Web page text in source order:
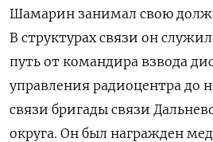
Шамарин занимал свою
В структурах связи он
путь от командира взвода
управления радиоцентра до
связи бригады связи
округа. Он был награжден